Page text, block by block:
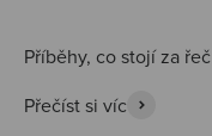
Přečíst si víc